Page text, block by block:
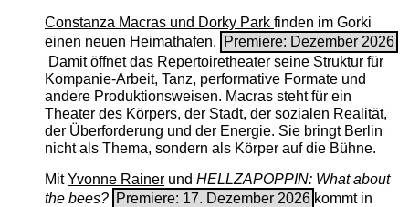
Constanza Macras und Dorky Park finden im Gorki
einen neuen Heimathafen.
Premiere: Dezember 2026
Damit öffnet das Repertoiretheater seine Struktur für
Kompanie-Arbeit, Tanz, performative Formate und
andere Produktionsweisen. Macras steht für ein
Theater des Körpers, der Stadt, der sozialen Realität,
der Überforderung und der Energie. Sie bringt Berlin
nicht als Thema, sondern als Körper auf die Bühne.
MitYvonne Rainerund HELLZAPOPPIN: What about
the bees? Premiere: 17. Dezember 2026 kommt in